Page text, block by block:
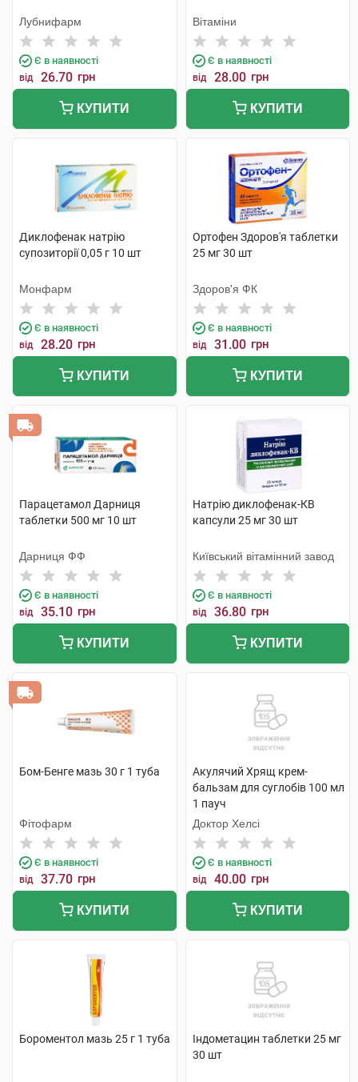
Лубнифарм
Є в наявності
від 26.70 грн
КУПИТИ
Вітаміни
Є в наявності
від 28.00 грн
КУПИТИ
Диклофенак натрію
супозиторії 0,05 г 10 шт
Монфарм
Є в наявності
від 28.20 грн
КУПИТИ
Ортофен Здоров'я таблетки
25 мг 30 шт
Здоров'я ФК
Є в наявності
від 31.00 грн
КУПИТИ
Парацетамол Дарниця
таблетки 500 мг 10 шт
Дарниця ФФ
Є в наявності
від 35.10 грн
КУПИТИ
Натрію диклофенак-КВ
капсули 25 мг 30 шт
Київський вітамінний завод
Є в наявності
від 36.80 грн
КУПИТИ
Бом-Бенге мазь 30 г 1 туба
Фітофарм
Є в наявності
від 37.70 грн
КУПИТИ
Акулячий Хрящ крем-
бальзам для суглобів 100 мл
1 пауч
Доктор Хелсі
Є в наявності
від 40.00 грн
КУПИТИ
Бороментол мазь 25 г 1 туба
Індометацин таблетки 25 мг
30 шт